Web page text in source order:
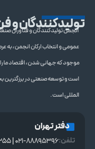
تولیدکنندگان و
عمومی و انتخاب ارکان انجمن ، به
موجود که جهانی شدن ، اقتصاد ما
است و توسعه صنعتی در برزگترین
المللی است .
دفتر تهران
تلفن:021-88895396 | 021-88899255